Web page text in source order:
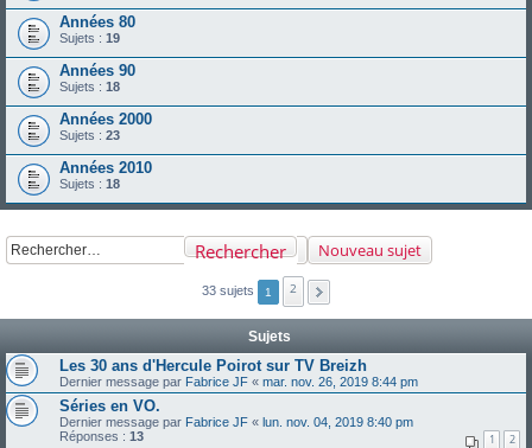
Années 80
Sujets : 19
Années 90
Sujets : 18
Années 2000
Sujets : 23
Années 2010
Sujets : 18
Nouveau sujet
Rechercher
33 sujets 1 2
Sujets
Les 30 ans d'Hercule Poirot sur TV Breizh
Dernier message par Fabrice JF « mar. nov. 26, 2019 8:44 pm
Séries en VO.
Dernier message par Fabrice JF « lun. nov. 04, 2019 8:40 pm
Réponses : 13 1 2